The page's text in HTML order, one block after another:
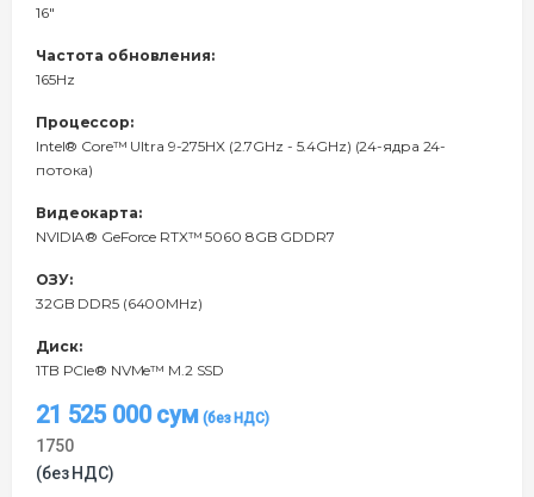
16"
Частота обновления:
165Hz
Процессор:
Intel® Core™ Ultra 9-275HX (2.7GHz - 5.4GHz) (24-ядра 24-
потока)
Видеокарта:
NVIDIA® GeForce RTX™ 5060 8GB GDDR7
ОЗУ:
32GB DDR5 (6400MHz)
Диск:
1TB PCIe® NVMe™ M.2 SSD
21 525 000сум
1750
(без НДС)